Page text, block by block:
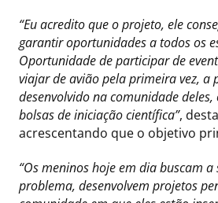
“Eu acredito que o projeto, ele
garantir oportunidades a todos os
Oportunidade de participar de
viajar de avião pela primeira vez, a
desenvolvido na comunidade
bolsas de iniciação científica”,
acrescentando que o objetivo
“Os meninos hoje em dia buscam
problema, desenvolvem projetos